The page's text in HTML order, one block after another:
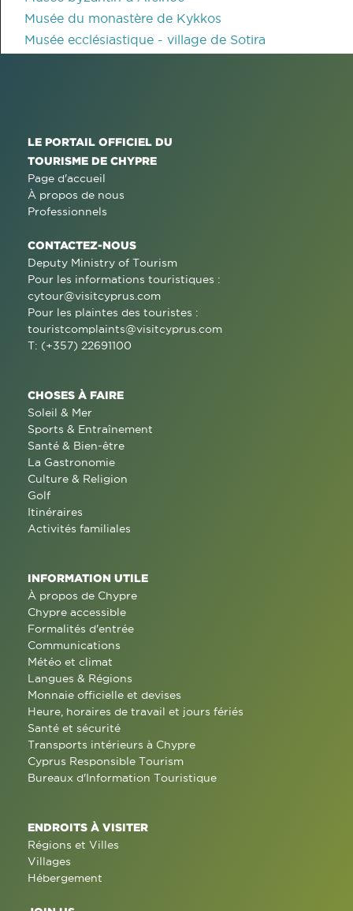
Musée du monastère de Kykkos
Musée ecclésiastique - village de Sotira
LE PORTAIL OFFICIEL DU
TOURISME DE CHYPRE
Page d'accueil
À propos de nous
Professionnels
CONTACTEZ-NOUS
Deputy Ministry of Tourism
Pour les informations touristiques :
cytour@visitcyprus.com
Pour les plaintes des touristes :
touristcomplaints@visitcyprus.com
T: (+357) 22691100
CHOSES À FAIRE
Soleil & Mer
Sports & Entraînement
Santé & Bien-être
La Gastronomie
Culture & Religion
Golf
Itinéraires
Activités familiales
INFORMATION UTILE
À propos de Chypre
Chypre accessible
Formalités d'entrée
Communications
Météo et climat
Langues & Régions
Monnaie officielle et devises
Heure, horaires de travail et jours fériés
Santé et sécurité
Transports intérieurs à Chypre
Cyprus Responsible Tourism
Bureaux d'Information Touristique
ENDROITS À VISITER
Régions et Villes
Villages
Hébergement